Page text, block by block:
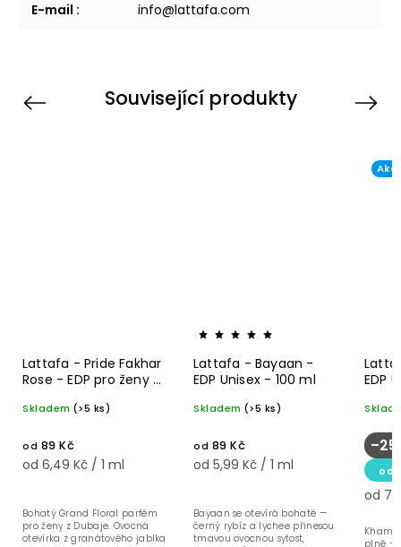
E-mail : info@lattafa.com
Související produkty
Previous
Lattafa - Pride Fakhar
Rose - EDP pro ženy -
Skladem (>5 ks)
od 89 Kč
od 6,49 Kč / 1 ml
Bohatý Grand Floral parfém
pro ženy z Dubaje. Ovocná
otevírka z granátového jablka
Lattafa - Bayaan -
EDP Unisex - 100 ml
Skladem (>5 ks)
od 89 Kč
od 5,99 Kč / 1 ml
Bayaan se otevírá bohatě —
černý rybíz a lychee přinesou
tmavou ovocnou sytost,
EDP
–25
od
od
plně —
Next